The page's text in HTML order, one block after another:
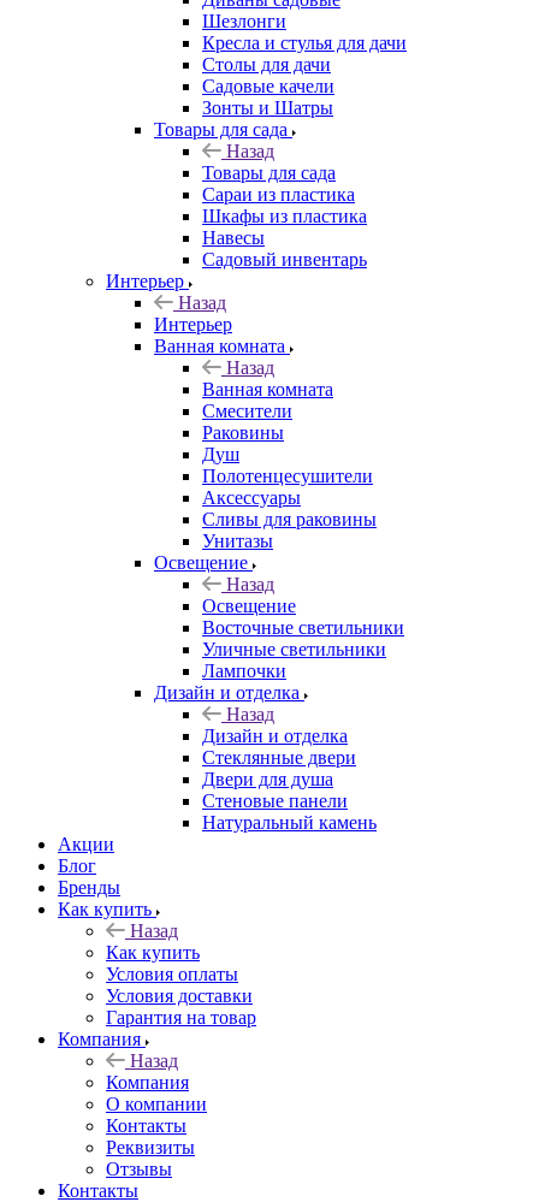
Шезлонги
Кресла и стулья для дачи
Столы для дачи
Садовые качели
Зонты и Шатры
Товары для сада
Назад
Товары для сада
Сараи из пластика
Шкафы из пластика
Навесы
Садовый инвентарь
Интерьер
Назад
Интерьер
Ванная комната
Назад
Ванная комната
Смесители
Раковины
Душ
Полотенцесушители
Аксессуары
Сливы для раковины
Унитазы
Освещение
Назад
Освещение
Восточные светильники
Уличные светильники
Лампочки
Дизайн и отделка
Назад
Дизайн и отделка
Стеклянные двери
Двери для душа
Стеновые панели
Натуральный камень
Акции
Блог
Бренды
Как купить
Назад
Как купить
Условия оплаты
Условия доставки
Гарантия на товар
Компания
Назад
Компания
О компании
Контакты
Реквизиты
Отзывы
Контакты